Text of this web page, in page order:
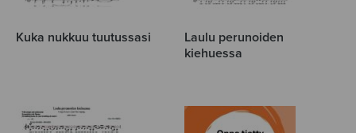
Kuka nukkuu tuutussasi
Laulu perunoiden
kiehuessa